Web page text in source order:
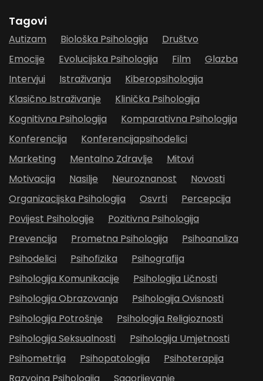
Tagovi
Autizam Biološka Psihologija
Društvo
Emocije
Evolucijska Psihologija Film
Glazba
Intervjui
Istraživanja
Kiberopsihologija
Klasično Istraživanje
Klinička Psihologija
Kognitivna Psihologija
Komparativna Psihologija
Konferencija
Konferencijapsihodelici
Marketing
Mentalno Zdravlje
Mitovi
Motivacija
Nasilje Neuroznanost
Novosti
Organizacijska Psihologija
Osvrti
Percepcija
Povijest Psihologije
Pozitivna Psihologija
Prevencija
Prometna Psihologija
Psihoanaliza
Psihodelici
Psihofizika
Psihografija
Psihologija Komunikacije
Psihologija Ličnosti
Psihologija Obrazovanja
Psihologija Ovisnosti
Psihologija Potrošnje
Psihologija Religioznosti
Psihologija Seksualnosti
Psihologija Umjetnosti
Psihometrija
Psihopatologija
Psihoterapija